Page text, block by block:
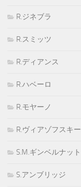
R.ジネブラ
R.スミッツ
R.ディアンス
R.ハベーロ
R.モヤーノ
R.ヴィアゾフスキー
S.M.ギンベルナット
S.アンブリッジ